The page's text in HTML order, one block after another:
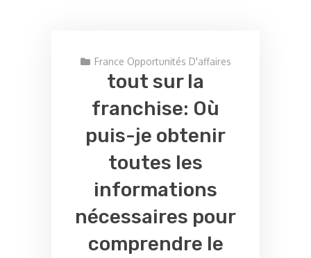
France Opportunités D'affaires
tout sur la
franchise: Où
puis-je obtenir
toutes les
informations
nécessaires pour
comprendre le